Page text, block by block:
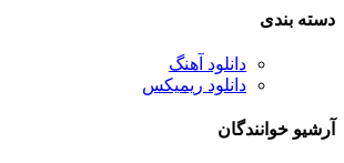
دسته بندی
دانلود آهنگ
دانلود ریمیکس
آرشیو خوانندگان